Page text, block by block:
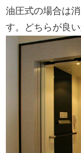
油圧式の場合は
す。どちらが良